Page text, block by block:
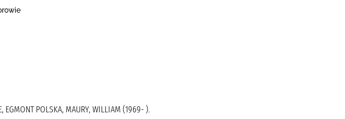
EGMONT POLSKA, MAURY, WILLIAM (1969- ).